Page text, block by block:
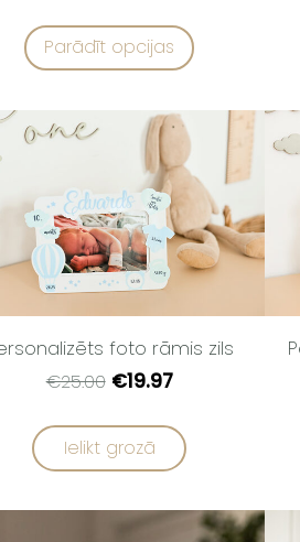
Parādīt opcijas
foto rāmis zils
€25.00 €19.97
Ielikt grozā